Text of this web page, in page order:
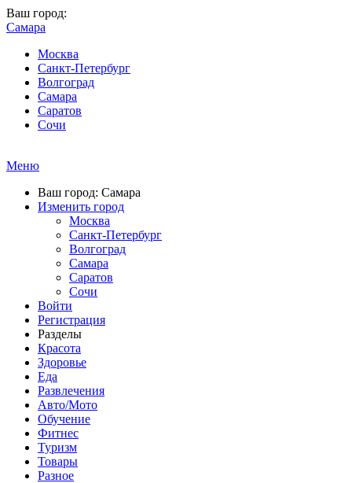
Ваш город:
Самара
Москва
Санкт-Петербург
Волгоград
Самара
Саратов
Сочи
Меню
Ваш город: Самара
Изменить город
Москва
Санкт-Петербург
Волгоград
Самара
Саратов
Сочи
Войти
Регистрация
Разделы
Красота
Здоровье
Еда
Развлечения
Авто/Мото
Обучение
Фитнес
Туризм
Товары
Разное